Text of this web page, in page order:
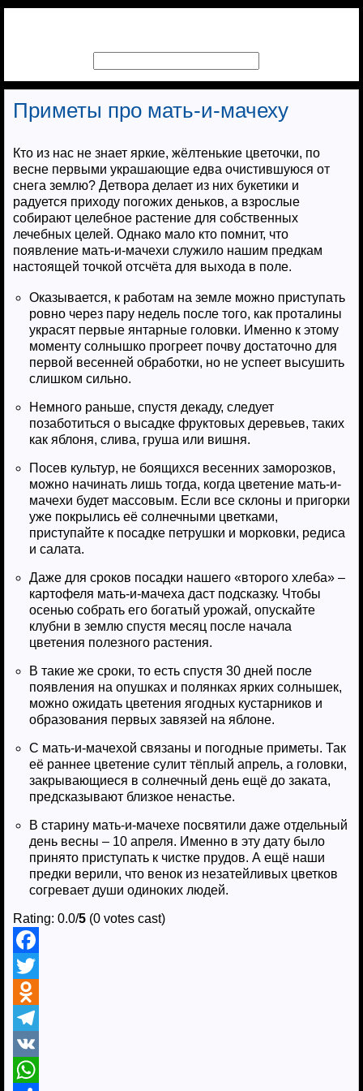
Приметы про мать-и-мачеху
Кто из нас не знает яркие, жёлтенькие цветочки, по
весне первыми украшающие едва очистившуюся от
снега землю? Детвора делает из них букетики и
радуется приходу погожих деньков, а взрослые
собирают целебное растение для собственных
лечебных целей. Однако мало кто помнит, что
появление мать-и-мачехи служило нашим предкам
настоящей точкой отсчёта для выхода в поле.
Оказывается, к работам на земле можно приступать
ровно через пару недель после того, как проталины
украсят первые янтарные головки. Именно к этому
моменту солнышко прогреет почву достаточно для
первой весенней обработки, но не успеет высушить
слишком сильно.
Немного раньше, спустя декаду, следует
позаботиться о высадке фруктовых деревьев, таких
как яблоня, слива, груша или вишня.
Посев культур, не боящихся весенних заморозков,
можно начинать лишь тогда, когда цветение мать-и-
мачехи будет массовым. Если все склоны и пригорки
уже покрылись её солнечными цветками,
приступайте к посадке петрушки и морковки, редиса
и салата.
Даже для сроков посадки нашего «второго хлеба» –
картофеля мать-и-мачеха даст подсказку. Чтобы
осенью собрать его богатый урожай, опускайте
клубни в землю спустя месяц после начала
цветения полезного растения.
В такие же сроки, то есть спустя 30 дней после
появления на опушках и полянках ярких солнышек,
можно ожидать цветения ягодных кустарников и
образования первых завязей на яблоне.
С мать-и-мачехой связаны и погодные приметы. Так
её раннее цветение сулит тёплый апрель, а головки,
закрывающиеся в солнечный день ещё до заката,
предсказывают близкое ненастье.
В старину мать-и-мачехе посвятили даже отдельный
день весны – 10 апреля. Именно в эту дату было
принято приступать к чистке прудов. А ещё наши
предки верили, что венок из незатейливых цветков
согревает души одиноких людей.
Rating: 0.0/5 (0 votes cast)
F
a
c
e
b
T
w
O
d
n
T
eV